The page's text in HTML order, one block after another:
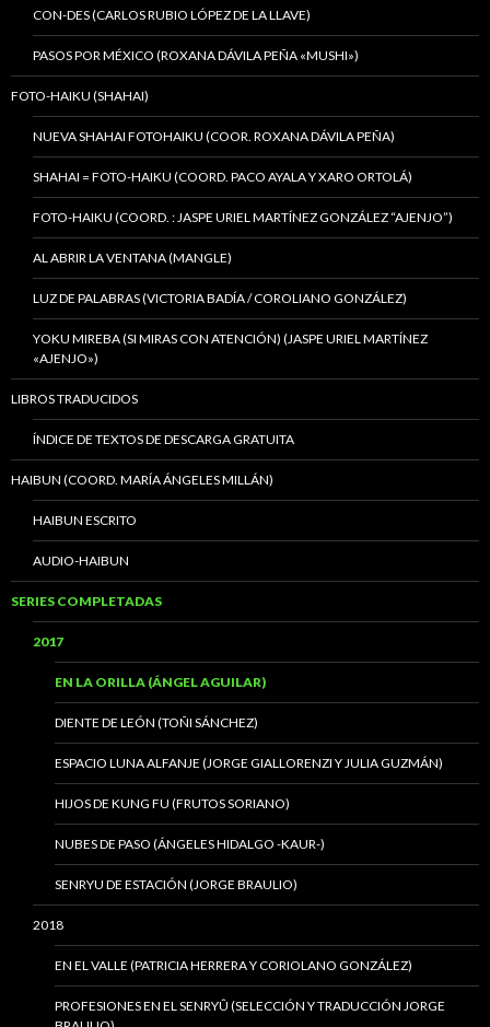
CON-DES (CARLOS RUBIO LÓPEZ DE LA LLAVE)
PASOS POR MÉXICO (ROXANA DÁVILA PEÑA «MUSHI»)
FOTO-HAIKU (SHAHAI)
NUEVA SHAHAI FOTOHAIKU (COOR. ROXANA DÁVILA PEÑA)
SHAHAI = FOTO-HAIKU (COORD. PACO AYALA Y XARO ORTOLÁ)
FOTO-HAIKU (COORD. : JASPE URIEL MARTÍNEZ GONZÁLEZ “AJENJO”)
AL ABRIR LA VENTANA (MANGLE)
LUZ DE PALABRAS (VICTORIA BADÍA / COROLIANO GONZÁLEZ)
YOKU MIREBA (SI MIRAS CON ATENCIÓN) (JASPE URIEL MARTÍNEZ
«AJENJO»)
LIBROS TRADUCIDOS
ÍNDICE DE TEXTOS DE DESCARGA GRATUITA
HAIBUN (COORD. MARÍA ÁNGELES MILLÁN)
HAIBUN ESCRITO
AUDIO-HAIBUN
SERIES COMPLETADAS
2017
EN LA ORILLA (ÁNGEL AGUILAR)
DIENTE DE LEÓN (TOÑI SÁNCHEZ)
ESPACIO LUNA ALFANJE (JORGE GIALLORENZI Y JULIA GUZMÁN)
HIJOS DE KUNG FU (FRUTOS SORIANO)
NUBES DE PASO (ÁNGELES HIDALGO -KAUR-)
SENRYU DE ESTACIÓN (JORGE BRAULIO)
2018
EN EL VALLE (PATRICIA HERRERA Y CORIOLANO GONZÁLEZ)
PROFESIONES EN EL SENRYÛ (SELECCIÓN Y TRADUCCIÓN JORGE